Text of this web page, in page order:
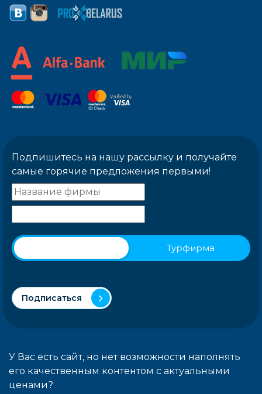
Подпишитесь на нашу рассылку и получайте
самые горячие предложения первыми!
Турфирма
Подписаться
У Вас есть сайт, но нет возможности наполнять
его качественным контентом с актуальными
ценами?